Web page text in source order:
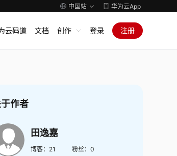
中国站 华为云App
云码道 文档 创作 登录 注册
作者
田逸嘉
博客： 21 粉丝： 0